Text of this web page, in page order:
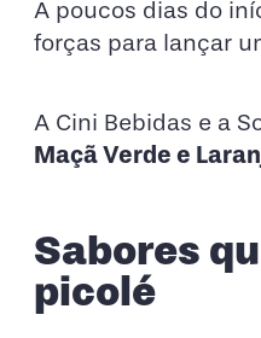
A poucos dias do
forças para lançar
A Cini Bebidas e a
Maçã Verde e
Sabores
picolé